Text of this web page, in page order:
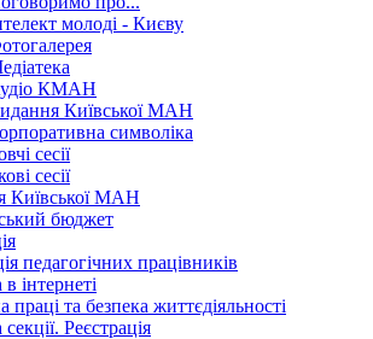
молоді - Києву
КМАН
Київської МАН
символіка
сесії
сесії
Київської МАН
бюджет
педагогічних працівників
інтернеті
праці та безпека життєдіяльності
Реєстрація